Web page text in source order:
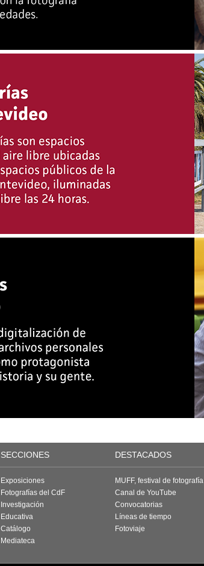
SECCIONES DESTACADOS
Exposiciones
Fotografías del CdF
Investigación
Educativa
Catálogo
Mediateca
MUFF, festival de fotografía
Canal de YouTube
Convocatorias
Líneas de tiempo
Fotoviaje